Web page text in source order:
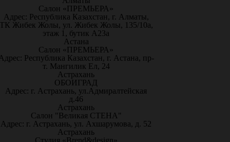
Салон «ПРЕМЬЕРА»
Адрес: Республика Казахстан, г. Алматы,
Жибек Жолы, ул. Жибек Жолы, 135/10а,
этаж 1, бутик А23а
Астана
Салон «ПРЕМЬЕРА»
Республика Казахстан, г. Астана, пр-
т. Мангилик Ел, 24
Астрахань
ОБОИГРАД
Адрес: г. Астрахань, ул.Адмиралтейская
д.46
Астрахань
Салон "Великая СТЕНА"
Адрес: г. Астрахань, ул. Ахшарумова, д. 52
Астрахань
Студия «Brend&design»